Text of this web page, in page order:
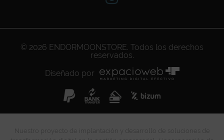
© 2026 ENDORMOONSTORE. Todos los derechos
reservados.
Diseñado por